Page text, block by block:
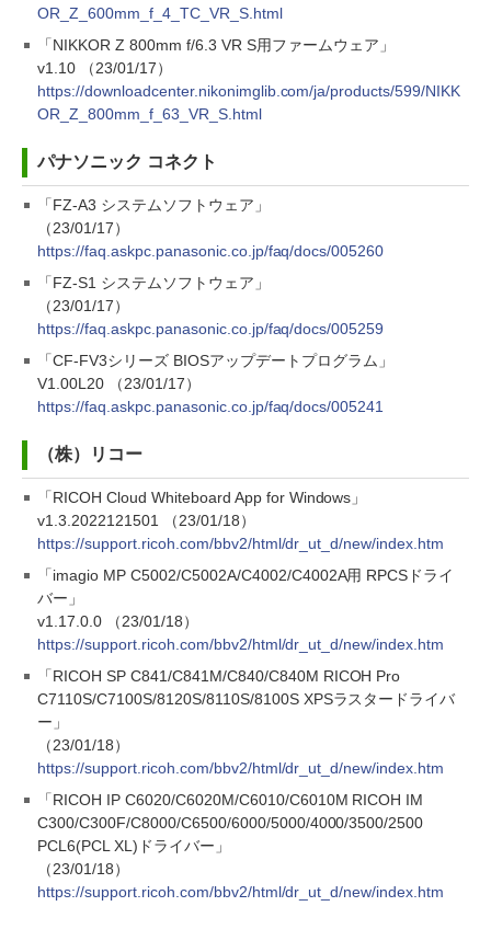
OR_Z_600mm_f_4_TC_VR_S.html
「NIKKOR Z 800mm f/6.3 VR S用ファームウェア」
v1.10 （23/01/17）
https://downloadcenter.nikonimglib.com/ja/products/599/NIKK
OR_Z_800mm_f_63_VR_S.html
パナソニック コネクト
「FZ-A3 システムソフトウェア」
（23/01/17）
https://faq.askpc.panasonic.co.jp/faq/docs/005260
「FZ-S1 システムソフトウェア」
（23/01/17）
https://faq.askpc.panasonic.co.jp/faq/docs/005259
「CF-FV3シリーズ BIOSアップデートプログラム」
V1.00L20 （23/01/17）
https://faq.askpc.panasonic.co.jp/faq/docs/005241
（株）リコー
「RICOH Cloud Whiteboard App for Windows」
v1.3.2022121501 （23/01/18）
https://support.ricoh.com/bbv2/html/dr_ut_d/new/index.htm
「imagio MP C5002/C5002A/C4002/C4002A用 RPCSドライ
バー」
v1.17.0.0 （23/01/18）
https://support.ricoh.com/bbv2/html/dr_ut_d/new/index.htm
「RICOH SP C841/C841M/C840/C840M RICOH Pro
C7110S/C7100S/8120S/8110S/8100S XPSラスタードライバ
ー」
（23/01/18）
https://support.ricoh.com/bbv2/html/dr_ut_d/new/index.htm
「RICOH IP C6020/C6020M/C6010/C6010M RICOH IM
C300/C300F/C8000/C6500/6000/5000/4000/3500/2500
PCL6(PCL XL)ドライバー」
（23/01/18）
https://support.ricoh.com/bbv2/html/dr_ut_d/new/index.htm